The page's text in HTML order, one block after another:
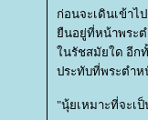
ก่อนจะเดินเข้าไ
นอยู่ที่หน้าพระต
นรัชสมัยใด อีกทั้
ประทับที่พระตำ
"นุ้ยเหมาะที่จะเป็